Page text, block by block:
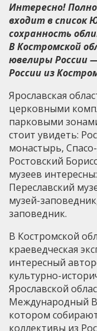
Интересно!
входит в список
сохранность
В Костромской
ювелиры России
России из
Ярославская
церковными
парковыми
стоит увидеть:
монастырь,
Ростовский
музеев
Переславский
музей-
заповедник.
В Костромской
краеведческая
интересный
культурно-
Ярославской
Международный
котором
коллективы из